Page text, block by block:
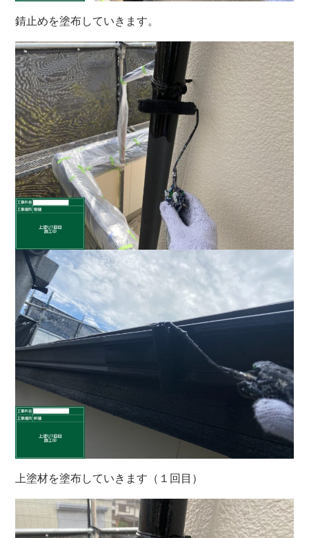
錆止めを塗布していきます。
上塗材を塗布していきます（１回目）